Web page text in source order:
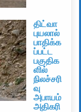
திட்வா
புயலால்
பாதிக்க
ப்பட்ட
பகுதிக
ளில்
நிலச்சரி
வு
அபாயம்
அதிகரி